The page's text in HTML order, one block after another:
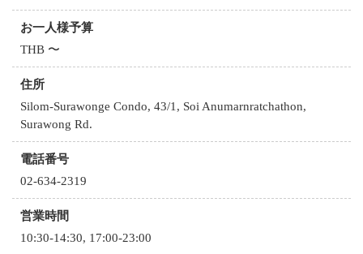
お一人様予算
THB 〜
住所
Silom-Surawonge Condo, 43/1, Soi Anumarnratchathon,
Surawong Rd.
電話番号
02-634-2319
営業時間
10:30-14:30, 17:00-23:00